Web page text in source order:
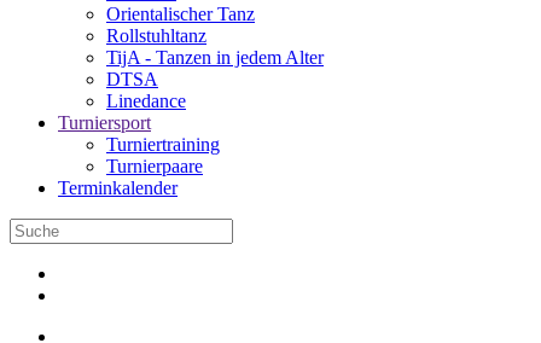
Orientalischer Tanz
Rollstuhltanz
TijA - Tanzen in jedem Alter
DTSA
Linedance
Turniersport
Turniertraining
Turnierpaare
Terminkalender